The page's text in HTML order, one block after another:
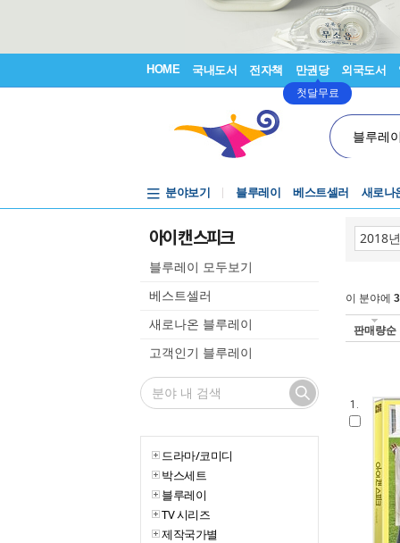
HOME 국내도서 전자책 만권당
첫달무료
외국도서
블루레
분야보기 블루레이 베스트셀러 새로나
아이 캔 스피크
블루레이 모두보기
베스트셀러
새로나온 블루레이
고객인기 블루레이
드라마/코미디
박스세트
블루레이
TV 시리즈
제작국가별
이 분야에 3
판매량순
1.